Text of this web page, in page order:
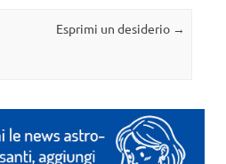
Esprimi un desiderio →